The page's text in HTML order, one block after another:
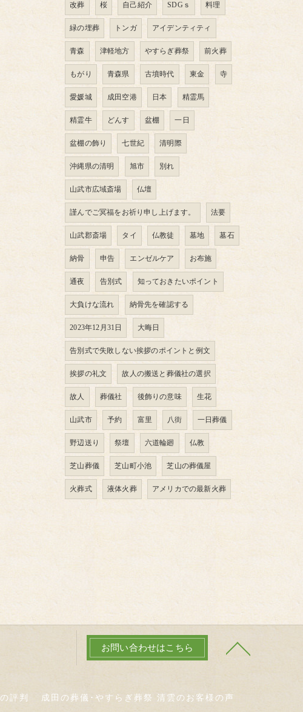
改葬 桜 自己紹介 SDGｓ 料理
緑の埋葬 トンガ アイデンティティ
青森 津軽地方 やすらぎ葬祭 前火葬
もがり 青森県 古墳時代 東金 寺
愛媛城 成田空港 日本 精霊馬
精霊牛 どんす 盆棚 一日
盆棚の飾り 七世紀 清明際
沖縄県の清明 旭市 別れ
山武市広域斎場 仏壇
謹んでご冥福をお祈り申し上げます。 法要
山武郡斎場 タイ 仏教徒 墓地 墓石
納骨 申告 エンゼルケア お布施
通夜 告別式 知っておきたいポイント
大負けな流れ 納骨先を確認する
2023年12月31日 大晦日
告別式で失敗しない挨拶のポイントと例文
挨拶の礼文 故人の搬送と葬儀社の選択
故人 葬儀社 後飾りの意味 生花
山武市 予約 富里 八街 一日葬儀
野辺送り 祭壇 六道輪廻 仏教
芝山葬儀 芝山町小池 芝山の葬儀屋
火葬式 液体火葬 アメリカでの最新火葬
お問い合わせはこちら
評判 成田の葬儀･やすらぎ葬祭 清雲のお客様の声